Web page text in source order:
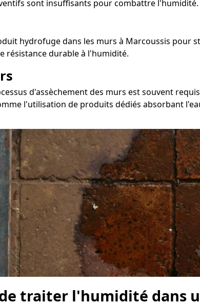
sont insuffisants pour combattre
hydrofuge dans les murs à Marcoussis pour
résistance durable à l'humidité.
d'assèchement des murs est souvent
l'utilisation de produits dédiés absorbant
traiter l'humidité dans